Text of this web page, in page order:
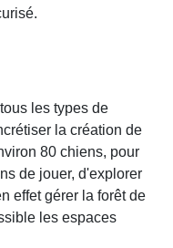
les types de
la création de
80 chiens, pour
de jouer, d'explorer
effet gérer la forêt de
les espaces